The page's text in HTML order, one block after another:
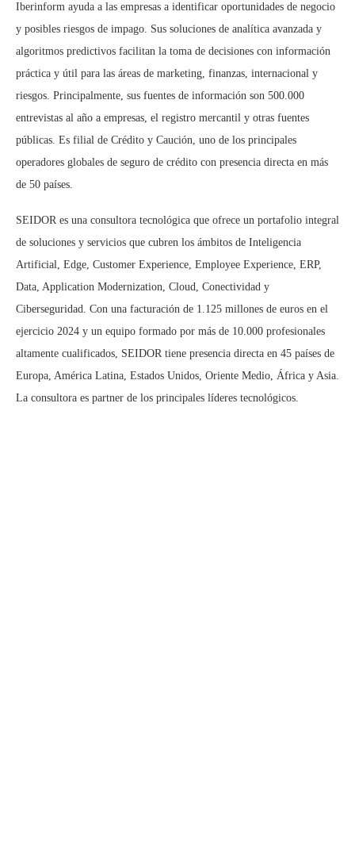
Iberinform ayuda a las empresas a identificar oportunidades de negocio
y posibles riesgos de impago. Sus soluciones de analítica avanzada y
algoritmos predictivos facilitan la toma de decisiones con información
práctica y útil para las áreas de marketing, finanzas, internacional y
riesgos. Principalmente, sus fuentes de información son 500.000
entrevistas al año a empresas, el registro mercantil y otras fuentes
públicas. Es filial de Crédito y Caución, uno de los principales
operadores globales de seguro de crédito con presencia directa en más
de 50 países.
SEIDOR es una consultora tecnológica que ofrece un portafolio integral
de soluciones y servicios que cubren los ámbitos de Inteligencia
Artificial, Edge, Customer Experience, Employee Experience, ERP,
Data, Application Modernization, Cloud, Conectividad y
Ciberseguridad. Con una facturación de 1.125 millones de euros en el
ejercicio 2024 y un equipo formado por más de 10.000 profesionales
altamente cualificados, SEIDOR tiene presencia directa en 45 países de
Europa, América Latina, Estados Unidos, Oriente Medio, África y Asia.
La consultora es partner de los principales líderes tecnológicos.